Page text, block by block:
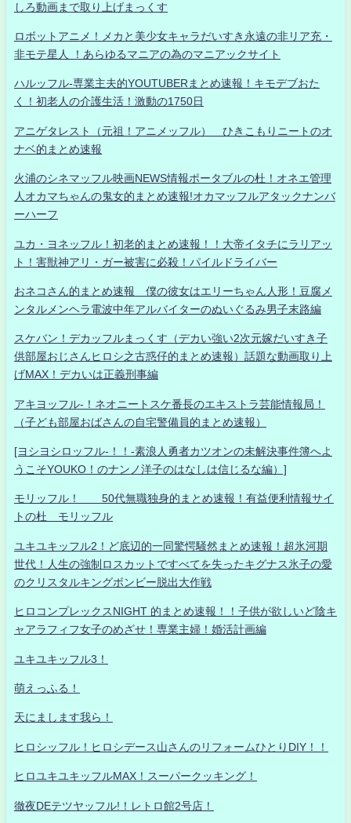
しろ動画まで取り上げまっくす
ロボットアニメ！メカと美少女キャラだいすき永遠の非リア充・
非モテ星人 ！あらゆるマニアの為のマニアックサイト
ハルッフル-専業主夫的YOUTUBERまとめ速報！キモデブおた
く！初老人の介護生活！激動の1750日
アニゲタレスト（元祖！アニメッフル） ひきこもりニートのオ
ナベ的まとめ速報
火浦のシネマッフル映画NEWS情報ポータブルの杜！オネエ管理
人オカマちゃんの鬼女的まとめ速報!オカマッフルアタックナンバ
ーハーフ
ユカ・ヨネッフル！初老的まとめ速報！！大帝イタチにラリアッ
ト！害獣神アリ・ガー被害に必殺！パイルドライバー
おネコさん的まとめ速報 僕の彼女はエリーちゃん人形！豆腐メ
ンタルメンヘラ電波中年アルバイターのぬいぐるみ男子末路編
スケバン！デカッフルまっくす（デカい強い2次元嫁だいすき子
供部屋おじさんヒロシ之古惑仔的まとめ速報）話題な動画取り上
げMAX！デカいは正義刑事編
アキヨッフル-！ネオニートスケ番長のエキストラ芸能情報局！
（子ども部屋おばさんの自宅警備員的まとめ速報）
[ヨシヨシロッフル-！！-素浪人勇者カツオンの未解決事件簿へよ
うこそYOUKO！のナンノ洋子のはなしは信じるな編）]
モリッフル！ 50代無職独身的まとめ速報！有益便利情報サイ
トの杜 モリッフル
ユキユキッフル2！ど底辺的一同驚愕騒然まとめ速報！超氷河期
世代！人生の強制ロスカットですべてを失ったキグナス氷子の愛
のクリスタルキングボンビー脱出大作戦
ヒロコンプレックスNIGHT 的まとめ速報！！子供が欲しいど陰キ
ャアラフィフ女子のめざせ！専業主婦！婚活計画編
ユキユキッフル3！
萌えっふる！
天にまします我ら！
ヒロシッフル！ヒロシデース山さんのリフォームひとりDIY！！
ヒロユキユキッフルMAX！スーパークッキング！
徹夜DEテツヤッフル!！レトロ館2号店！